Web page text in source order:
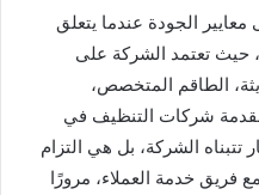
الجودة عندما يتعلق
حيث تعتمد الشركة على
الطاقم المتخصص،
مقدمة شركات التنظيف في
الشركة، بل هي التزام
فريق خدمة العملاء، مرورًا